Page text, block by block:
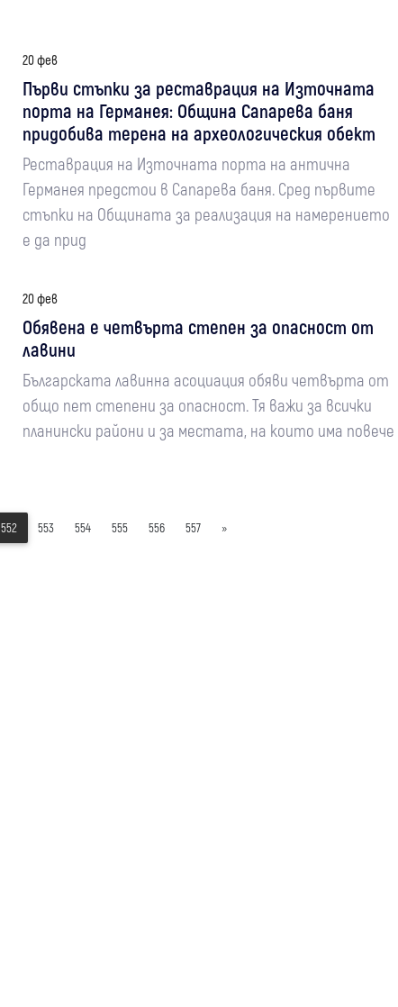
20 фев
Първи стъпки за реставрация на Източната
порта на Германея: Община Сапарева баня
придобива терена на археологическия обект
Реставрация на Източната порта на антична
Германея предстои в Сапарева баня. Сред първите
стъпки на Общината за реализация на намерението
е да прид
20 фев
Обявена е четвърта степен за опасност от
лавини
Българската лавинна асоциация обяви четвърта от
общо пет степени за опасност. Тя важи за всички
планински райони и за местата, на които има повече
552 553 554 555 556 557 »